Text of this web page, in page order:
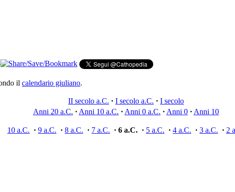
il calendario giuliano.
II secolo a.C. · I secolo a.C. · I secolo
Anni 20 a.C. · Anni 10 a.C. · Anni 0 a.C. · Anni 0 · Anni 10
10 a.C. · 9 a.C. · 8 a.C. · 7 a.C. · 6 a.C. · 5 a.C. · 4 a.C. · 3 a.C. · 2